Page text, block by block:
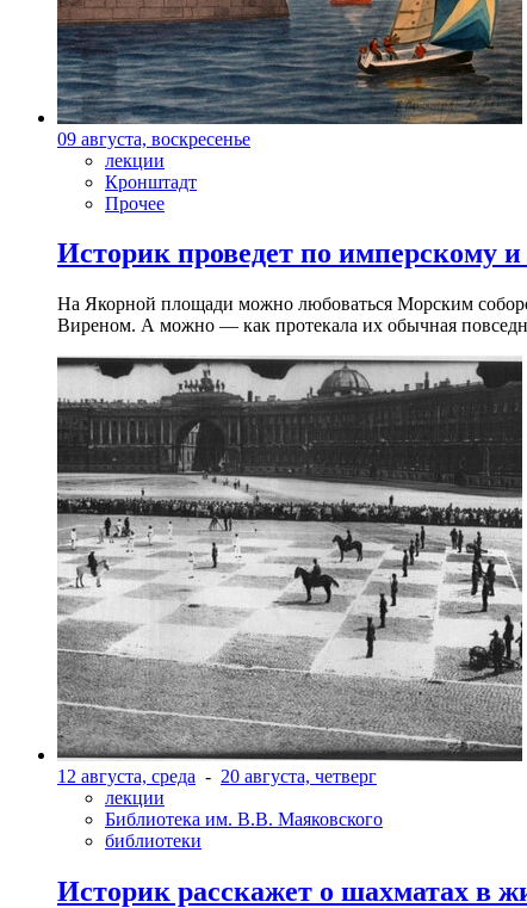
09 августа, воскресенье
лекции
Кронштадт
Прочее
Историк проведет по имперскому
На Якорной площади можно любоваться Морским
Виреном. А можно — как протекала их обычная
12 августа, среда - 20 августа, четверг
лекции
Библиотека им. В.В. Маяковского
библиотеки
Историк расскажет о шахматах в